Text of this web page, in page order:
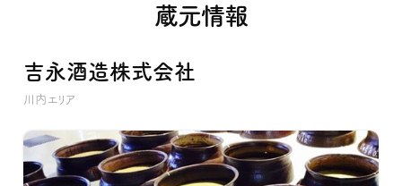
蔵元情報
吉永酒造株式会社
川内エリア